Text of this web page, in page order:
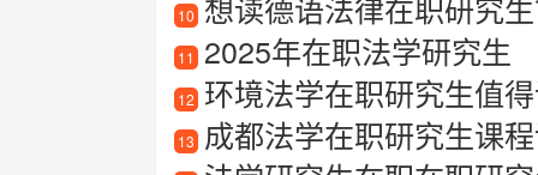
10
11 2025年在职法学研究生
12 环境法学在职研究生值得
13 成都法学在职研究生课